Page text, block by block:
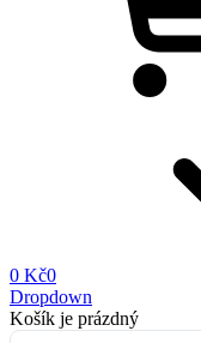
0 Kč0
Dropdown
Košík je prázdný